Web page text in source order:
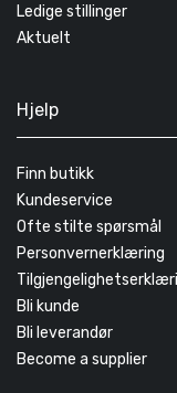
Ledige stillinger
Aktuelt
Hjelp
Finn butikk
Kundeservice
Ofte stilte spørsmål
Personvernerklæring
Bli kunde
Bli leverandør
Become a supplier